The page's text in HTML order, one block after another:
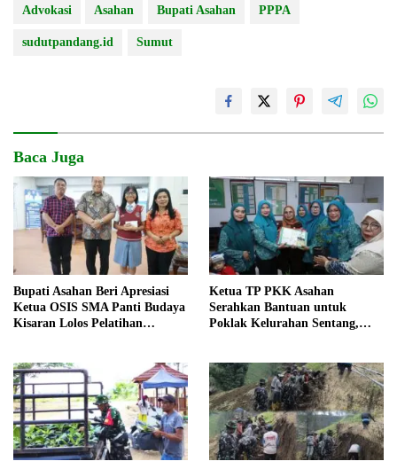
Advokasi Asahan Bupati Asahan PPPA
sudutpandang.id Sumut
Baca Juga
Bupati Asahan Beri Apresiasi
Ketua OSIS SMA Panti Budaya
Kisaran Lolos Pelatihan
Ketua TP PKK Asahan
Serahkan Bantuan untuk
Poklak Kelurahan Sentang,